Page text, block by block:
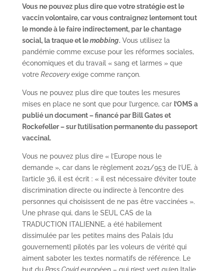
Vous ne pouvez plus dire que votre stratégie est le
vaccin volontaire, car vous contraignez lentement tout
le monde à le faire indirectement, par le chantage
social, la traque et lemobbing.Vous utilisez la
pandémie comme excuse pour les réformes sociales,
économiques et du travail « sang et larmes » que
votre Recoveryexige comme rançon.
Vous ne pouvez plus dire que toutes les mesures
mises en place ne sont que pour l’urgence, car l’OMS a
publié un document – financé par Bill Gates et
Rockefeller – sur l’utilisation permanente du passeport
vaccinal.
Vous ne pouvez plus dire « l’Europe nous le
demande », car dans le règlement 2021/953 de l’UE, à
l’article 36, il est écrit : « il est nécessaire d’éviter toute
discrimination directe ou indirecte à l’encontre des
personnes qui choisissent de ne pas être vaccinées ».
Une phrase qui, dans le SEUL CAS de la
TRADUCTION ITALIENNE, a été habilement
dissimulée par les petites mains des Palais [du
gouvernement] pilotés par les voleurs de vérité qui
aiment saboter les textes normatifs de référence. Le